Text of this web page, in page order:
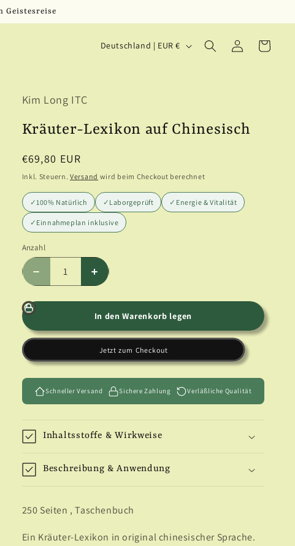
Geistesreise
L
/
g
i
o
Deutschland | EUR € EinloggenWarenkorb
Kim Long ITC
Kräuter-Lexikon auf Chinesisch
Normaler
Preis
€69,80 EUR
Inkl. Steuern.Versand wird beim Checkout berechnet
✓100% Natürlich ✓ Laborgeprüft ✓ Energie & Vitalität
✓ Einnahmeplan inklusive
Anzahl
Anzahl
Verringere
die
Menge
Kräuter-
Lexikon
Chinesisch
Erhöhe
die
Menge
für
Kräuter-
Lexikon
auf
Chinesisch
In den Warenkorb legen
Jetzt zum Checkout
Schneller Versand Sichere Zahlung Verläßliche Qualität
Inhaltsstoffe & Wirkweise
Beschreibung & Anwendung
250 Seiten , Taschenbuch
Ein Kräuter-Lexikon in original chinesischer Sprache.